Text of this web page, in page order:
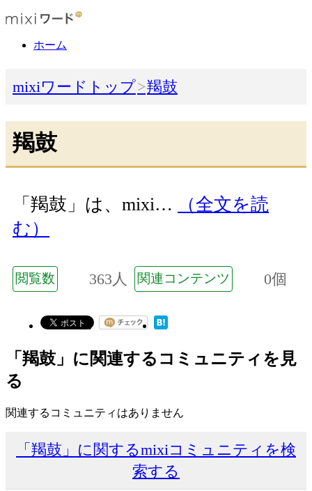
ホーム
mixiワードトップ 羯鼓
羯鼓
「羯鼓」は、mixi…
（全文を読
む）
閲覧数 363人 関連コンテンツ 0個
「羯鼓」に関連するコミュニティを見
る
関連するコミュニティはありません
「羯鼓」に関するmixiコミュニティを検
索する